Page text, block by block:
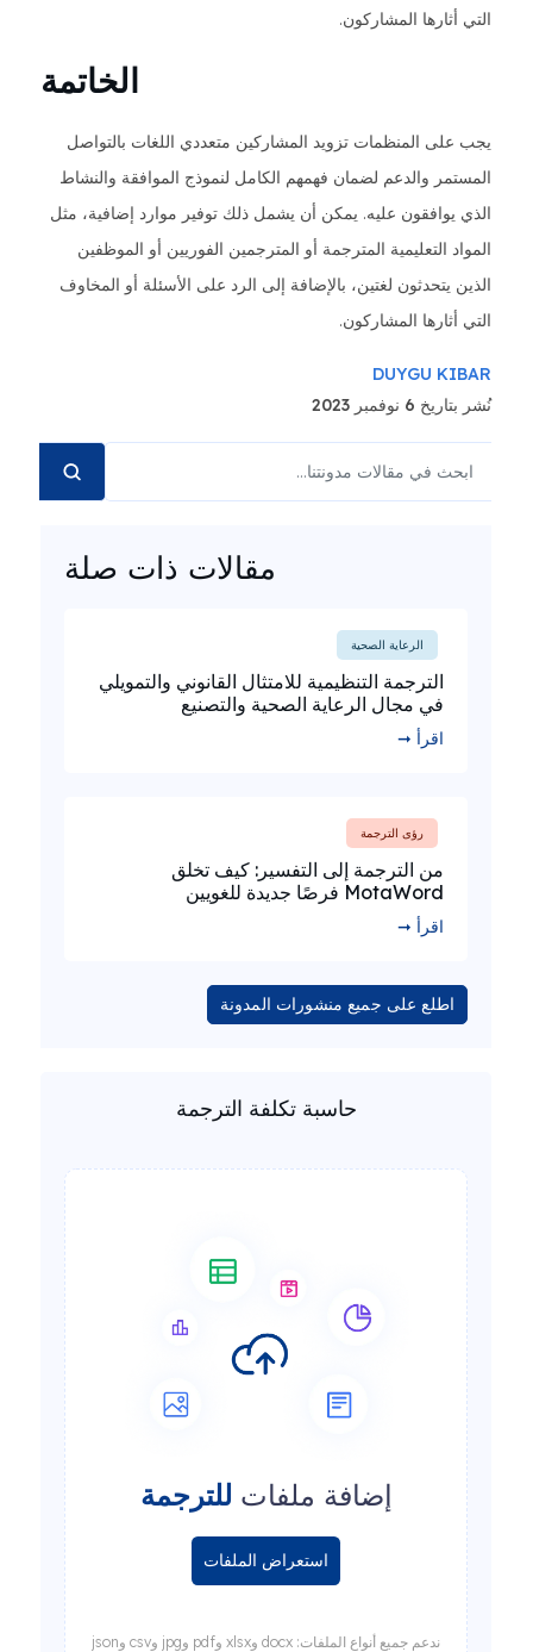
التي أثارها المشاركون.
الخاتمة
يجب على المنظمات تزويد المشاركين متعددي اللغات بالتواصل
المستمر والدعم لضمان فهمهم الكامل لنموذج الموافقة والنشاط
الذي يوافقون عليه. يمكن أن يشمل ذلك توفير موارد إضافية، مثل
المواد التعليمية المترجمة أو المترجمين الفوريين أو الموظفين
الذين يتحدثون لغتين، بالإضافة إلى الرد على الأسئلة أو المخاوف
التي أثارها المشاركون.
DUYGU KIBAR
نُشر بتاريخ 6 نوفمبر 2023
مقالات ذات صلة
الرعاية الصحية
الترجمة التنظيمية للامتثال القانوني والتمويلي
في مجال الرعاية الصحية والتصنيع
اقرأ ➞
رؤى الترجمة
من الترجمة إلى التفسير: كيف تخلق
MotaWord فرصًا جديدة للغويين
اقرأ ➞
اطلع على جميع منشورات المدونة
حاسبة تكلفة الترجمة
إضافة ملفات للترجمة
استعراض الملفات
ندعم جميع أنواع الملفات: docx وxlsx وpdf وjpg وcsv وjson